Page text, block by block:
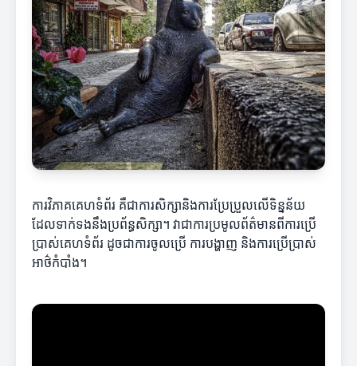
ការវិភាគគេហទំព័រ គឺជាការសិក្សានិងការប្រែប្រួលលើទិន្នន័យ
ដែលទាក់ទងនឹងប្រព័ន្ធសិក្សា។ វាជាការប្រមូលព័ត៌មានពីការប្រើ
ប្រាស់គេហទំព័រ ដូចជាការចូលប្រើ ការបង្ហាញ និងការប្រើប្រាស់
អាថ៌កំបាំង។